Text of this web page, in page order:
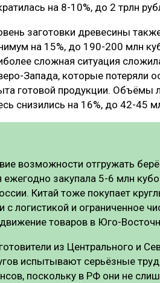
на 8-10%, до 2 трлн
заготовки древесины
на 15%, до 190-200 млн
сложная ситуация
Запада, которые потеряли
готовой продукции. Объёмы
снизились на 16%, до 42-45
возможности отгружать
закупала 5-6 млн
Китай тоже покупает
логистикой и ограниченное
товаров в Юго-
из Центрального и
испытывают серьёзные
поскольку в РФ они не